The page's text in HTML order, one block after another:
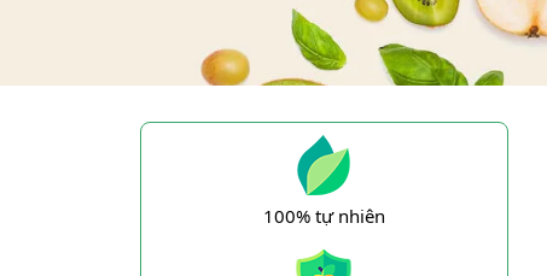
100% tự nhiên